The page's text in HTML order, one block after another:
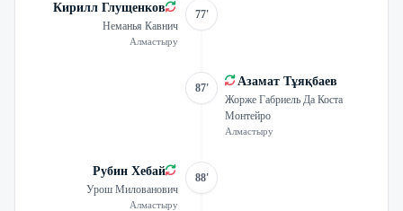
Кирилл Глущенков
Неманья Кавнич
Алмастыру
77'
87' Азамат Тұяқбаев
Жорже Габриель Да Коста
Монтейро
Алмастыру
Рубин Хебай
Урош Милованович
Алмастыру
88'